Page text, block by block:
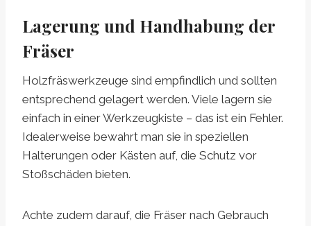
Lagerung und Handhabung der
Fräser
Holzfräswerkzeuge sind empfindlich und sollten
entsprechend gelagert werden. Viele lagern sie
einfach in einer Werkzeugkiste – das ist ein Fehler.
Idealerweise bewahrt man sie in speziellen
Halterungen oder Kästen auf, die Schutz vor
Stoßschäden bieten.
Achte zudem darauf, die Fräser nach Gebrauch